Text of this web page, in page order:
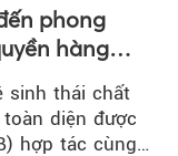
phong
hàng
sinh thái chất
diện được
hợp tác cùng